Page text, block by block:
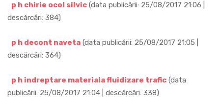
p h chirie ocol silvic (data publicării: 25/08/2017 21:06 |
descărcări: 384)
p h decont naveta (data publicării: 25/08/2017 21:05 |
descărcări: 364)
p h indreptare materiala fluidizare trafic (data
publicării: 25/08/2017 21:04 | descărcări: 338)